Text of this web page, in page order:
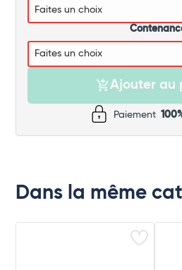
Ajouter au
Paiement
Dans la même